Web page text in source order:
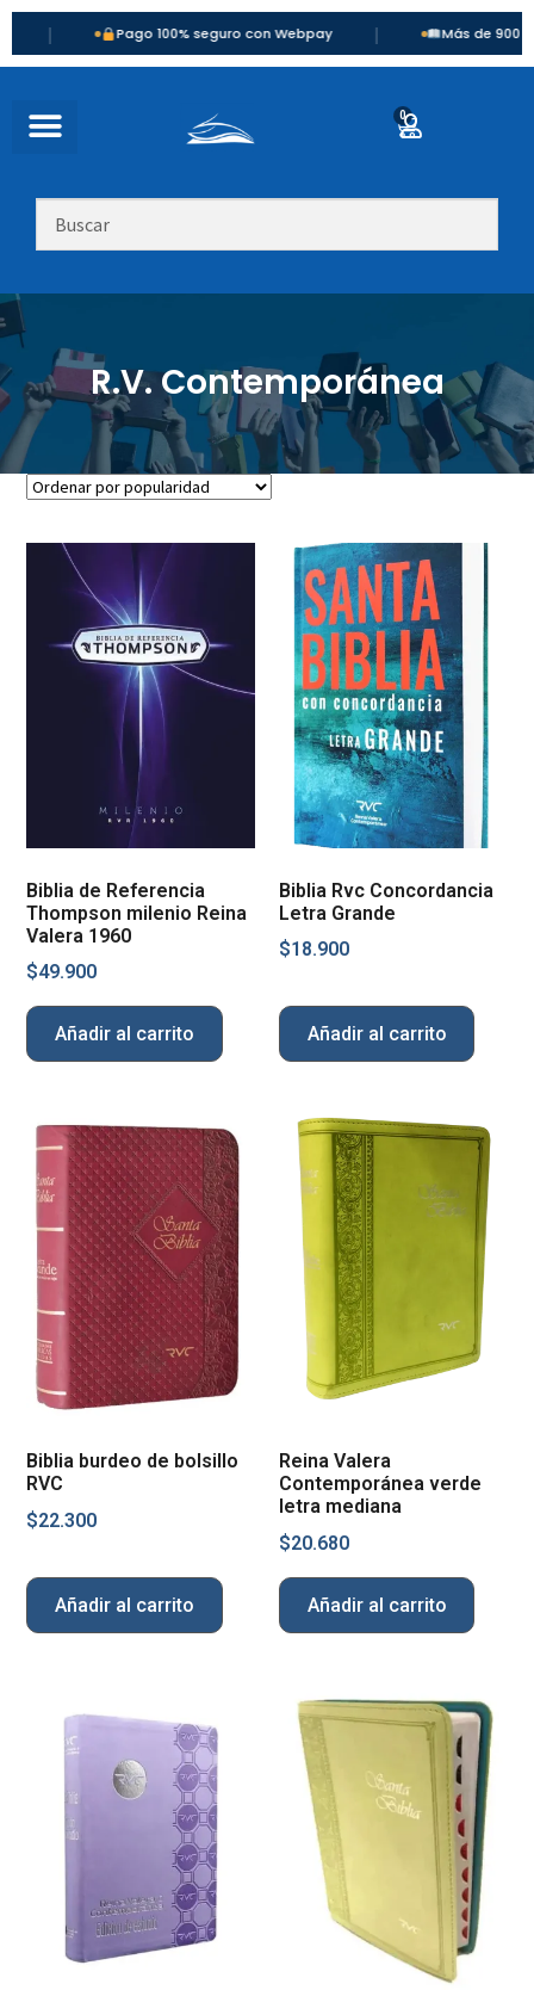
Pago 100% seguro con Webpay | Más de 900 títulos
0
R.V. Contemporánea
Biblia de Referencia
Thompson milenio Reina
Valera 1960
$49.900
Añadir al carrito
Biblia Rvc Concordancia
Letra Grande
$18.900
Añadir al carrito
Biblia burdeo de bolsillo
RVC
$22.300
Añadir al carrito
Reina Valera
Contemporánea verde
letra mediana
$20.680
Añadir al carrito